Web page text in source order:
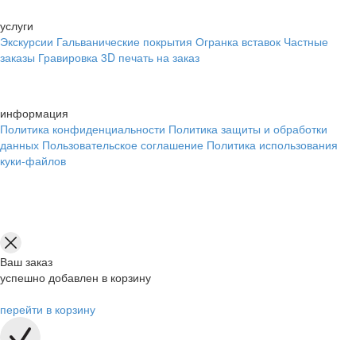
услуги
Экскурсии Гальванические покрытия Огранка вставок Частные
заказы Гравировка 3D печать на заказ
информация
Политика конфиденциальности Политика защиты и обработки
данных Пользовательское соглашение Политика использования
куки-файлов
Ваш заказ
успешно добавлен в корзину
перейти в корзину